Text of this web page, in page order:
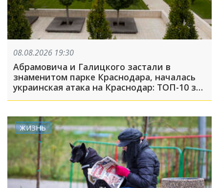
08.08.2026 19:30
Абрамовича и Галицкого застали в
знаменитом парке Краснодара, началась
украинская атака на Краснодар: ТОП-10 за
неделю
ЖИЗНЬ